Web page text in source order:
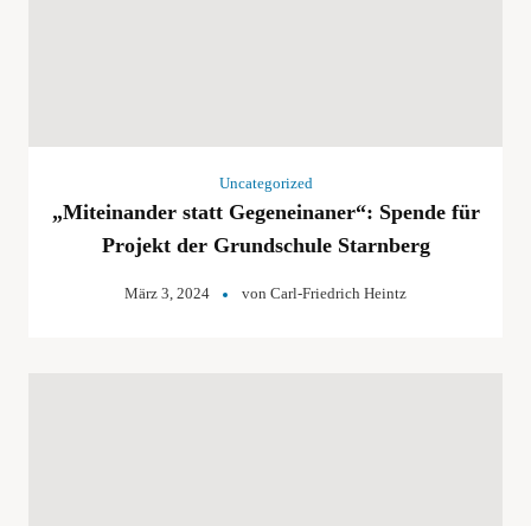
Uncategorized
„Miteinander statt Gegeneinaner“: Spende für
Projekt der Grundschule Starnberg
März 3, 2024 von Carl-Friedrich Heintz